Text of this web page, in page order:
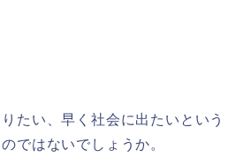
たい、早く社会に出たいという
ではないでしょうか。